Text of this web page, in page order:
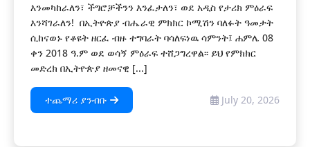
እንመካከራለን፣ ችግሮቻችንን እንፈታለን፣ ወደ አዲስ የታሪክ ምዕራፍ
እንሻገራለን! በኢትዮጵያ ብሔራዊ ምክክር ኮሚሽን ባለፉት ዓመታት
ሲከናወኑ የቆዩት ዘርፈ ብዙ ተግባራት ባሳለፍነዉ ሳምንት፤ ሐምሌ 08
ቀን 2018 ዓ.ም ወደ ወሳኝ ምዕራፍ ተሸጋግረዋል፡፡ ይህ የምክክር
መድረክ በኢትዮጵያ ዘመናዊ [...]
ተጨማሪ ያንብቡ July 20, 2026